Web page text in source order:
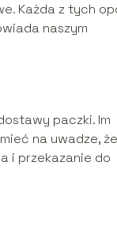
Każda z tych
naszym
paczki. Im
na uwadze, że
i przekazanie do